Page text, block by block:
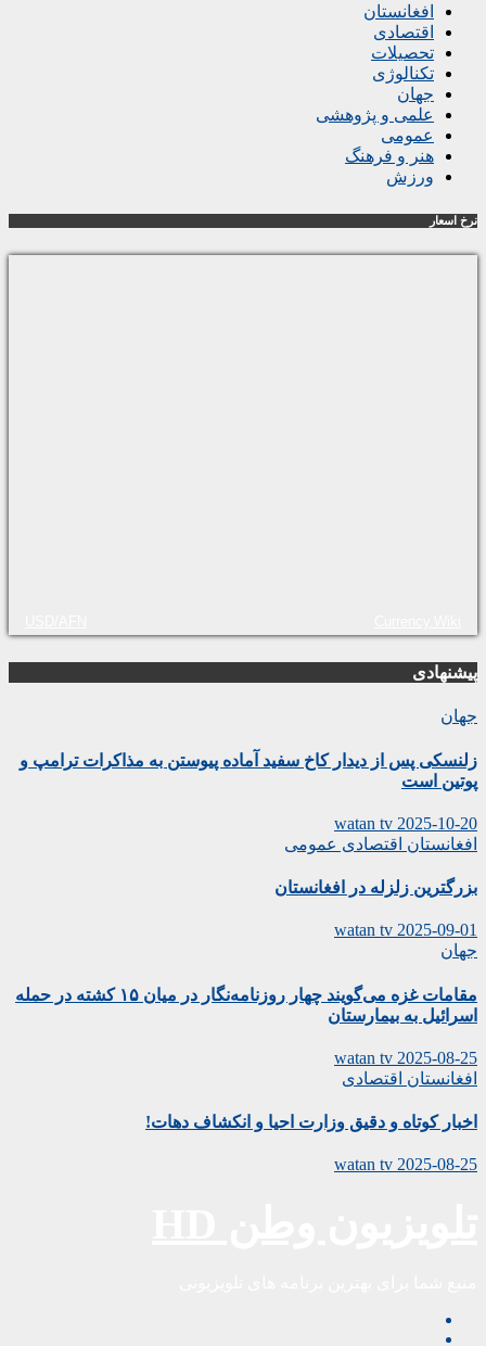
افغانستان
اقتصادی
تحصیلات
تکنالوژی
جهان
علمی و پژوهشی
عمومی
هنر و فرهنگ
ورزش
نرخ اسعار
پیشنهادی
جهان
زلنسکی پس از دیدار کاخ سفید آماده پیوستن به مذاکرات ترامپ و
پوتین است
2025-10-20
watan tv
افغانستان اقتصادی عمومی
بزرگترین زلزله در افغانستان
2025-09-01
watan tv
جهان
مقامات غزه می‌گویند چهار روزنامه‌نگار در میان ۱۵ کشته در حمله
اسرائیل به بیمارستان
2025-08-25
watan tv
افغانستان اقتصادی
اخبار کوتاه و دقیق وزارت احیا و انکشاف دهات!
2025-08-25
watan tv